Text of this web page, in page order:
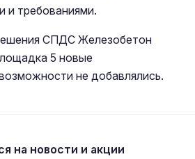
и требованиями.
СПДС Железобетон
5 новые
не добавлялись.
на новости и акции